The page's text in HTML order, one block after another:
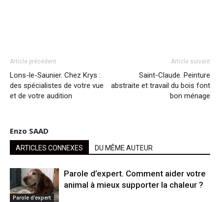
Article précédent
Lons-le-Saunier. Chez Krys :
des spécialistes de votre vue
et de votre audition
Article suivant
Saint-Claude. Peinture
abstraite et travail du bois font
bon ménage
Enzo SAAD
ARTICLES CONNEXES DU MÊME AUTEUR
Parole d'expert
Parole d’expert. Comment aider votre
animal à mieux supporter la chaleur ?